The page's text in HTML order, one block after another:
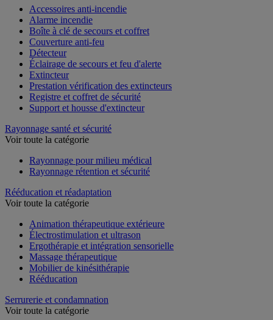
Accessoires anti-incendie
Alarme incendie
Boîte à clé de secours et coffret
Couverture anti-feu
Détecteur
Éclairage de secours et feu d'alerte
Extincteur
Prestation vérification des extincteurs
Registre et coffret de sécurité
Support et housse d'extincteur
Rayonnage santé et sécurité
Voir toute la catégorie
Rayonnage pour milieu médical
Rayonnage rétention et sécurité
Rééducation et réadaptation
Voir toute la catégorie
Animation thérapeutique extérieure
Électrostimulation et ultrason
Ergothérapie et intégration sensorielle
Massage thérapeutique
Mobilier de kinésithérapie
Rééducation
Serrurerie et condamnation
Voir toute la catégorie